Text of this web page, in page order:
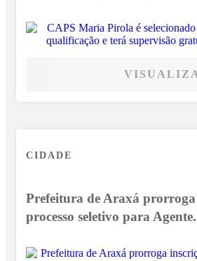
CIDADE
Prefeitura de Araxá prorroga
processo seletivo para